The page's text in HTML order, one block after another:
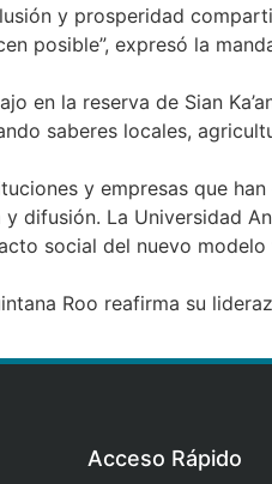
y prosperidad
posible”, expresó la
en la reserva de Sian
saberes locales,
y empresas que
difusión. La Universidad
social del nuevo
Roo reafirma su
Acceso Rápido